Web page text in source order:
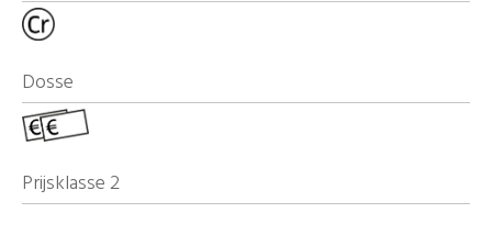
Dosse
Prijsklasse 2